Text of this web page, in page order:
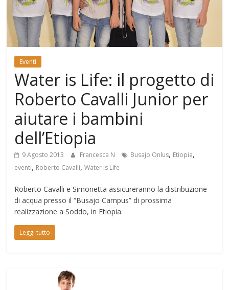
Mondo
Eventi
Water is Life: il progetto di
Roberto Cavalli Junior per
aiutare i bambini
dell’Etiopia
9 Agosto 2013 Francesca N Busajo Onlus, Etiopia,
eventi, Roberto Cavalli,Water is Life
Roberto Cavalli e Simonetta assicureranno la distribuzione
di acqua presso il “Busajo Campus” di prossima
realizzazione a Soddo, in Etiopia.
Leggi tutto